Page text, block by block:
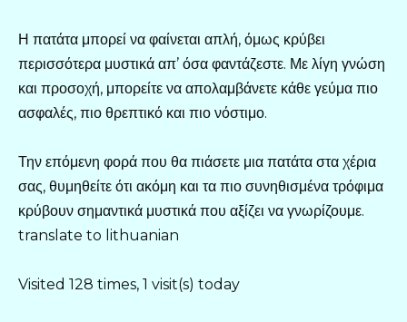
Η πατάτα μπορεί να φαίνεται απλή, όμως κρύβει
περισσότερα μυστικά απ’ όσα φαντάζεστε. Με λίγη γνώση
και προσοχή, μπορείτε να απολαμβάνετε κάθε γεύμα πιο
ασφαλές, πιο θρεπτικό και πιο νόστιμο.
Την επόμενη φορά που θα πιάσετε μια πατάτα στα χέρια
σας, θυμηθείτε ότι ακόμη και τα πιο συνηθισμένα τρόφιμα
κρύβουν σημαντικά μυστικά που αξίζει να γνωρίζουμε.
translate to lithuanian
Visited 128 times, 1 visit(s) today